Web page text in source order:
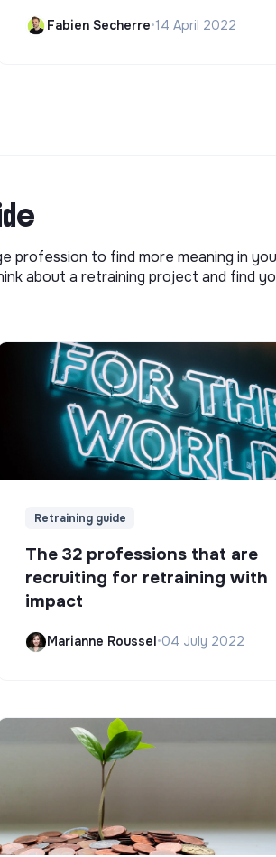
Fabien Secherre•14 April 2022
profession to find more meaning in
about a retraining project and find
Retraining guide
The 32 professions that are
recruiting for retraining with
impact
Marianne Roussel•04 July 2022